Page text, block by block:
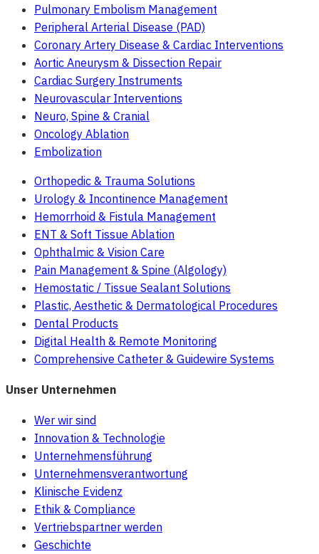
Pulmonary Embolism Management
Peripheral Arterial Disease (PAD)
Coronary Artery Disease & Cardiac Interventions
Aortic Aneurysm & Dissection Repair
Cardiac Surgery Instruments
Neurovascular Interventions
Neuro, Spine & Cranial
Oncology Ablation
Embolization
Orthopedic & Trauma Solutions
Urology & Incontinence Management
Hemorrhoid & Fistula Management
ENT & Soft Tissue Ablation
Ophthalmic & Vision Care
Pain Management & Spine (Algology)
Hemostatic / Tissue Sealant Solutions
Plastic, Aesthetic & Dermatological Procedures
Dental Products
Digital Health & Remote Monitoring
Comprehensive Catheter & Guidewire Systems
Unser Unternehmen
Wer wir sind
Innovation & Technologie
Unternehmensführung
Unternehmensverantwortung
Klinische Evidenz
Ethik & Compliance
Vertriebspartner werden
Geschichte